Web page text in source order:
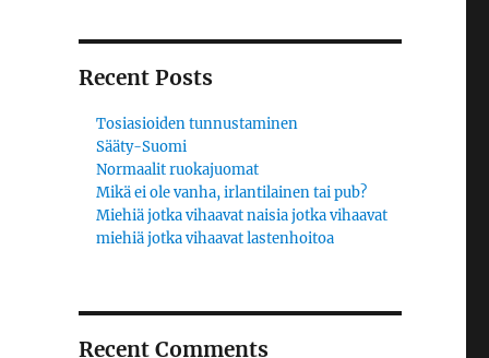
Recent Posts
Tosiasioiden tunnustaminen
Sääty-Suomi
Normaalit ruokajuomat
Mikä ei ole vanha, irlantilainen tai pub?
Miehiä jotka vihaavat naisia jotka vihaavat
miehiä jotka vihaavat lastenhoitoa
Recent Comments